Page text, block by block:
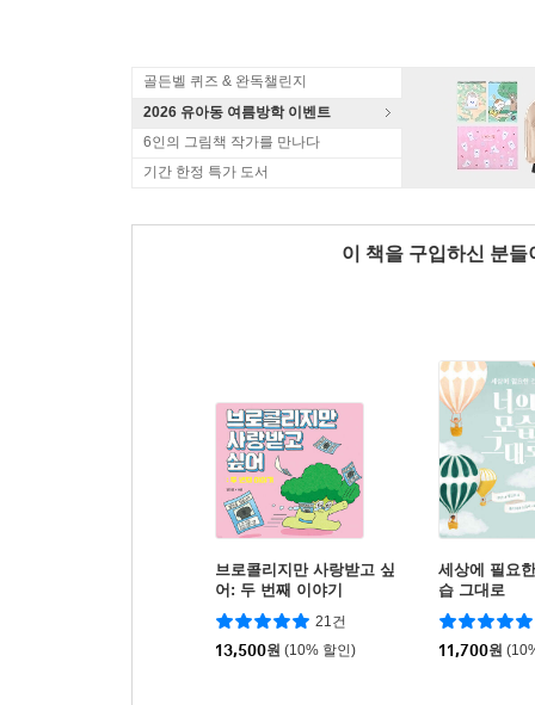
골든벨 퀴즈 & 완독챌린지
2026 유아동 여름방학 이벤트
6인의 그림책 작가를 만나다
기간 한정 특가 도서
이 책을 구입하신 분
브로콜리지만 사랑받고 싶
어: 두 번째 이야기
21건
13,500원 (10% 할인)
세상에 필요
습 그대로
11,700원